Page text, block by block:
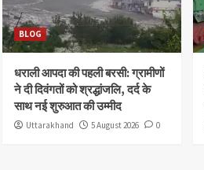
BLOG
धराली आपदा की पहली बरसी: ग्रामीणों
ने दी दिवंगतों को श्रद्धांजलि, दर्द के
साथ नई शुरुआत की उम्मीद
Uttarakhand 5 August 2026 0